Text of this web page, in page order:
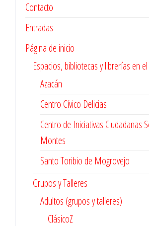
Contacto
Entradas
Página de inicio
Espacios, bibliotecas y librerías en
Azacán
Centro Cívico Delicias
Centro de Iniciativas Ciudadanas
Montes
Santo Toribio de Mogrovejo
Grupos y Talleres
Adultos (grupos y talleres)
ClásicoZ